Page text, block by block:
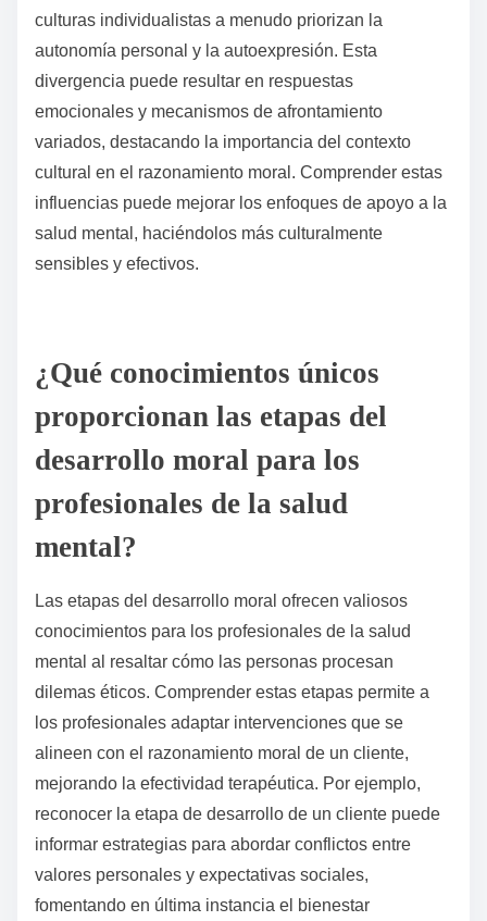
culturas individualistas a menudo priorizan la
autonomía personal y la autoexpresión. Esta
divergencia puede resultar en respuestas
emocionales y mecanismos de afrontamiento
variados, destacando la importancia del contexto
cultural en el razonamiento moral. Comprender estas
influencias puede mejorar los enfoques de apoyo a la
salud mental, haciéndolos más culturalmente
sensibles y efectivos.
proporcionan las etapas del
desarrollo moral para los
profesionales de la salud
mental?